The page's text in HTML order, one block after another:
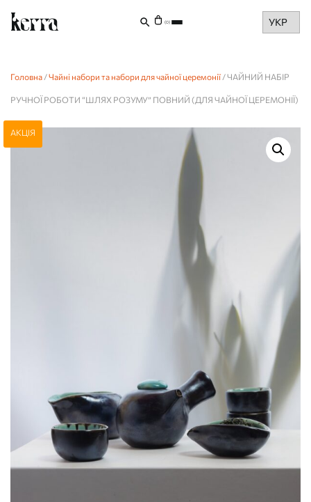
Choose
a
(0)
Головна /Чайні набори та набори для чайної церемонії / ЧАЙНИЙ НАБІР
РУЧНОЇ РОБОТИ “ШЛЯХ РОЗУМУ” ПОВНИЙ (ДЛЯ ЧАЙНОЇ ЦЕРЕМОНІЇ)
АКЦІЯ